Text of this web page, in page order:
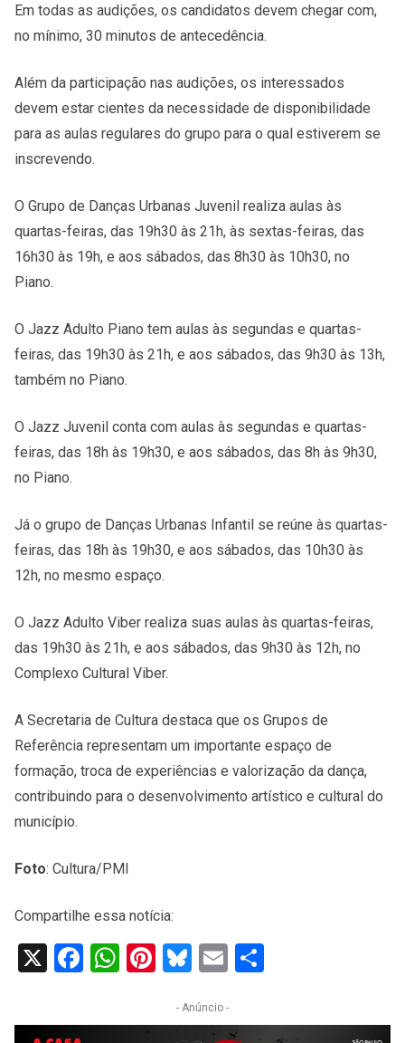
Em todas as audições, os candidatos devem chegar com,
no mínimo, 30 minutos de antecedência.
Além da participação nas audições, os interessados
devem estar cientes da necessidade de disponibilidade
para as aulas regulares do grupo para o qual estiverem se
inscrevendo.
O Grupo de Danças Urbanas Juvenil realiza aulas às
quartas-feiras, das 19h30 às 21h, às sextas-feiras, das
16h30 às 19h, e aos sábados, das 8h30 às 10h30, no
Piano.
O Jazz Adulto Piano tem aulas às segundas e quartas-
feiras, das 19h30 às 21h, e aos sábados, das 9h30 às 13h,
também no Piano.
O Jazz Juvenil conta com aulas às segundas e quartas-
feiras, das 18h às 19h30, e aos sábados, das 8h às 9h30,
no Piano.
Já o grupo de Danças Urbanas Infantil se reúne às quartas-
feiras, das 18h às 19h30, e aos sábados, das 10h30 às
12h, no mesmo espaço.
O Jazz Adulto Viber realiza suas aulas às quartas-feiras,
das 19h30 às 21h, e aos sábados, das 9h30 às 12h, no
Complexo Cultural Viber.
A Secretaria de Cultura destaca que os Grupos de
Referência representam um importante espaço de
formação, troca de experiências e valorização da dança,
contribuindo para o desenvolvimento artístico e cultural do
município.
Foto: Cultura/PMI
Compartilhe essa notícia:
X Facebook
WhatsApp
Pinterest
Bluesky
Email
- Anúncio -